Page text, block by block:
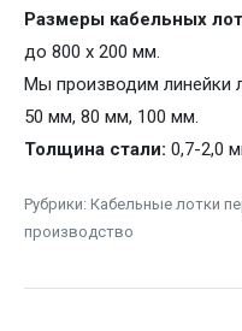
Размеры кабельных
до 800 х 200 мм.
Мы производим линейки
50 мм, 80 мм, 100 мм.
Толщина стали: 0,7-2,0
Рубрики: Кабельные лотки
производство